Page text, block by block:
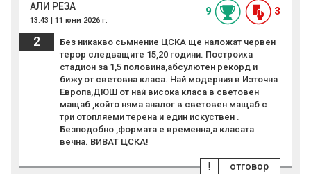
АЛИ РЕЗА
13:43 | 11 юни 2026 г.
9 3
2
Без никакво сьмнение ЦСКА ще наложат червен
терор следващите 15,20 години. Построиха
стадион за 1,5 половина,абсулютен рекорд и
бижу от световна класа. Най модерния в Източна
Европа,ДЮШ от най висока класа в световен
мащаб ,който няма аналог в световен мащаб с
три отопляеми терена и един искуствен .
Безподобно ,формата е временна,а класата
вечна. ВИВАТ ЦСКА!
отговор
!